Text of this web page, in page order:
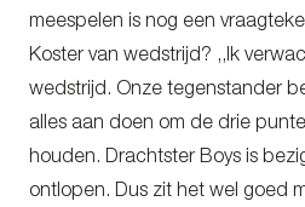
meespelen is nog een
Koster van wedstrijd? ,,Ik
wedstrijd. Onze tegenstander
alles aan doen om de drie
houden. Drachtster Boys is
ontlopen. Dus zit het wel goed